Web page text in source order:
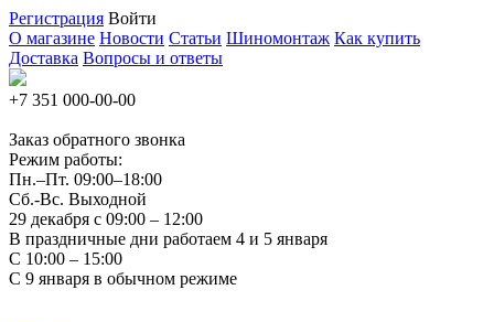
Регистрация Войти
О магазине Новости Статьи Шиномонтаж Как купить
Доставка Вопросы и ответы
+7 351 000-00-00
Заказ обратного звонка
Режим работы:
Пн.–Пт. 09:00–18:00
Сб.-Вс. Выходной
29 декабря с 09:00 – 12:00
В праздничные дни работаем 4 и 5 января
С 10:00 – 15:00
С 9 января в обычном режиме